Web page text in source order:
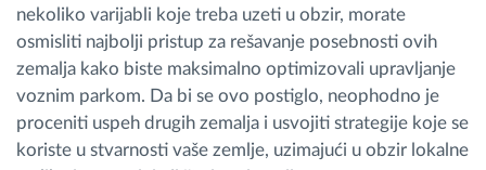
nekoliko varijabli koje treba uzeti u obzir, morate
osmisliti najbolji pristup za rešavanje posebnosti ovih
zemalja kako biste maksimalno optimizovali upravljanje
voznim parkom. Da bi se ovo postiglo, neophodno je
proceniti uspeh drugih zemalja i usvojiti strategije koje se
koriste u stvarnosti vaše zemlje, uzimajući u obzir lokalne